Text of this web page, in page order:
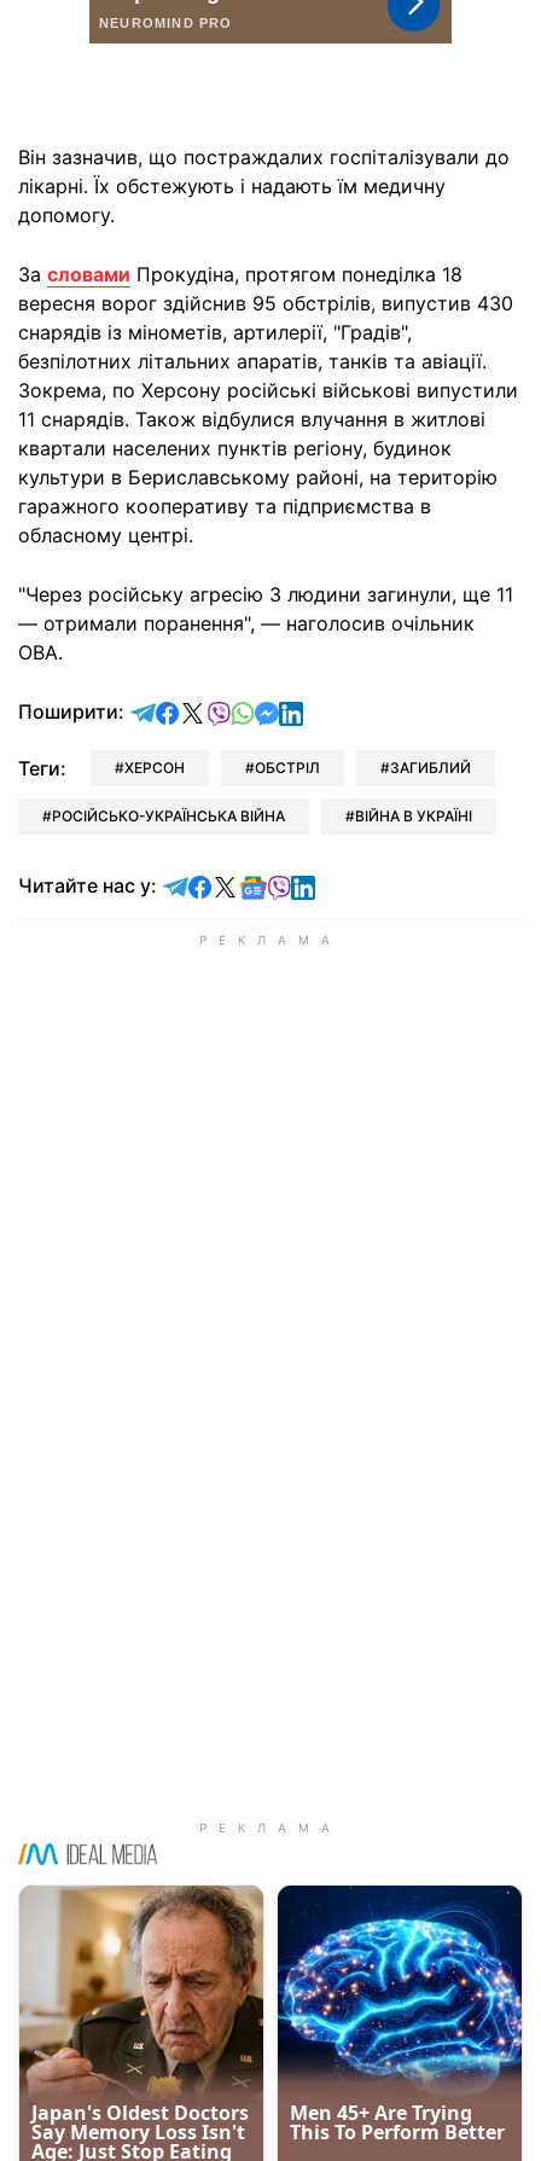
Він зазначив, що постраждалих госпіталізували до
лікарні. Їх обстежують і надають їм медичну
допомогу.
За словами Прокудіна, протягом понеділка 18
вересня ворог здійснив 95 обстрілів, випустив 430
снарядів із мінометів, артилерії, "Градів",
безпілотних літальних апаратів, танків та авіації.
Зокрема, по Херсону російські військові випустили
11 снарядів. Також відбулися влучання в житлові
квартали населених пунктів регіону, будинок
культури в Бериславському районі, на територію
гаражного кооперативу та підприємства в
обласному центрі.
"Через російську агресію 3 людини загинули, ще 11
— отримали поранення", — наголосив очільник
ОВА.
Поширити: відправити у Telegram
поділитись у Facebook
поділитись у X
відправити у Viber
відправити у Whatsapp
відправити у Messenger
відправити у LinkedIn
Теги: ХЕРСОН ОБСТРІЛ ЗАГИБЛИЙ
РОСІЙСЬКО-УКРАЇНСЬКА ВІЙНА ВІЙНА В УКРАЇНІ
Читайте нас у: Читайте у Telegram
Читайте у Facebook
Читайте у X
Читайте у Google news
Читайте у Viber
Читайте у LinkedIn